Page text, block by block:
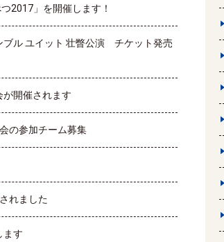
2017」を開催します！
ブル ユイット 壮瞥公演 チケット発売
が開催されます
の参加チーム募集
れました
ます